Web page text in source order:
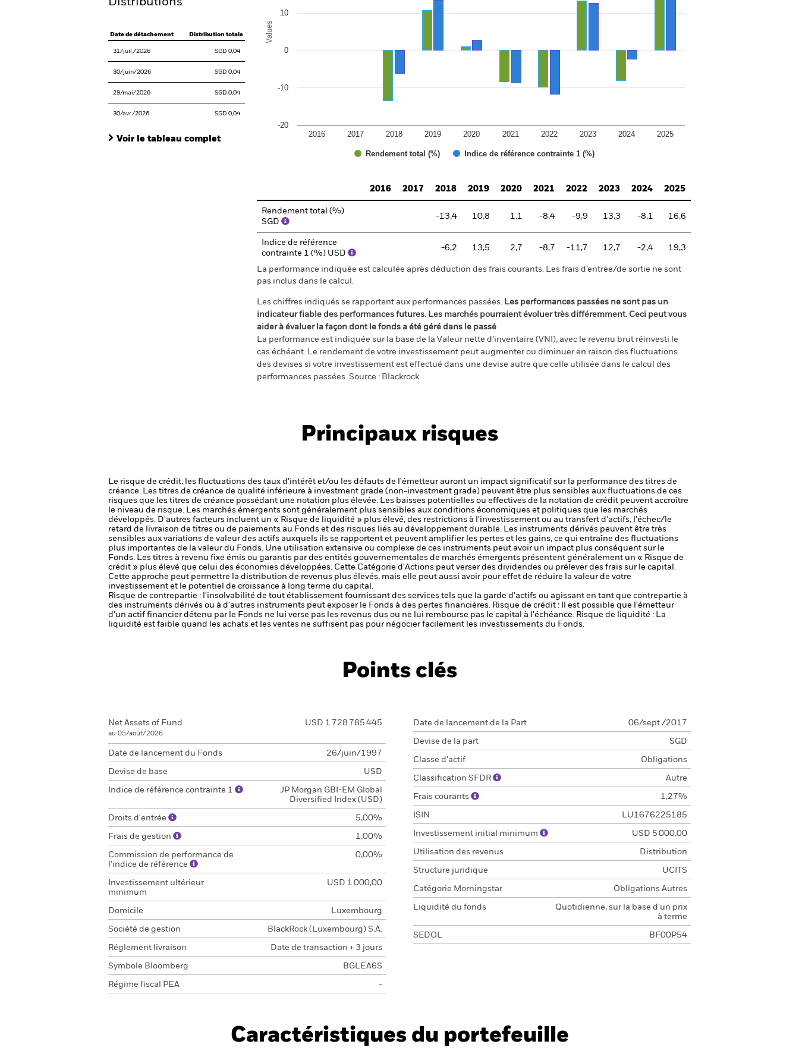
Distributions
Date de détachement Distribution totale
31/juil./2026 SGD 0,04
30/juin/2026 SGD 0,04
29/mai/2026 SGD 0,04
30/avr./2026 SGD 0,04
Voir le tableau complet
Values
Rendement total (%) Indice de référence contrainte 1 (%)
2016 2017 2018 2019 2020 2021 2022 2023 2024 2025
-20
-10
0
10
2016
2017 2018 2019 2020 2021 2022 2023 2024 2025
Rendement total (%)
SGD
-13,4 10,8 1,1 -8,4 -9,9 13,3 -8,1 16,6
Indice de référence
contrainte 1 (%) USD
-6,2 13,5 2,7 -8,7 -11,7 12,7 -2,4 19,3
La performance indiquée est calculée après déduction des frais courants. Les frais d’entrée/de sortie ne sont
pas inclus dans le calcul.
Les chiffres indiqués se rapportent aux performances passées. Les performances passées ne sont pas un
indicateur fiable des performances futures. Les marchés pourraient évoluer très différemment. Ceci peut vous
aider à évaluer la façon dont le fonds a été géré dans le passé
La performance est indiquée sur la base de la Valeur nette d’inventaire (VNI), avec le revenu brut réinvesti le
cas échéant. Le rendement de votre investissement peut augmenter ou diminuer en raison des fluctuations
des devises si votre investissement est effectué dans une devise autre que celle utilisée dans le calcul des
performances passées. Source : Blackrock
Principaux risques
Le risque de crédit, les fluctuations des taux d'intérêt et/ou les défauts de l'émetteur auront un impact significatif sur la performance des titres de
créance. Les titres de créance de qualité inférieure à investment grade (non-investment grade) peuvent être plus sensibles aux fluctuations de ces
risques que les titres de créance possédant une notation plus élevée. Les baisses potentielles ou effectives de la notation de crédit peuvent accroître
le niveau de risque. Les marchés émergents sont généralement plus sensibles aux conditions économiques et politiques que les marchés
développés. D'autres facteurs incluent un « Risque de liquidité » plus élevé, des restrictions à l'investissement ou au transfert d'actifs, l'échec/le
retard de livraison de titres ou de paiements au Fonds et des risques liés au développement durable. Les instruments dérivés peuvent être très
sensibles aux variations de valeur des actifs auxquels ils se rapportent et peuvent amplifier les pertes et les gains, ce qui entraîne des fluctuations
plus importantes de la valeur du Fonds. Une utilisation extensive ou complexe de ces instruments peut avoir un impact plus conséquent sur le
Fonds. Les titres à revenu fixe émis ou garantis par des entités gouvernementales de marchés émergents présentent généralement un « Risque de
crédit » plus élevé que celui des économies développées. Cette Catégorie d'Actions peut verser des dividendes ou prélever des frais sur le capital.
Cette approche peut permettre la distribution de revenus plus élevés, mais elle peut aussi avoir pour effet de réduire la valeur de votre
investissement et le potentiel de croissance à long terme du capital.
Risque de contrepartie : l'insolvabilité de tout établissement fournissant des services tels que la garde d'actifs ou agissant en tant que contrepartie à
des instruments dérivés ou à d'autres instruments peut exposer le Fonds à des pertes financières. Risque de crédit : Il est possible que l'émetteur
d'un actif financier détenu par le Fonds ne lui verse pas les revenus dus ou ne lui rembourse pas le capital à l'échéance. Risque de liquidité : La
liquidité est faible quand les achats et les ventes ne suffisent pas pour négocier facilement les investissements du Fonds.
Points clés
Net Assets of Fund
au 05/août/2026
USD 1 728 785 445
Date de lancement du Fonds 26/juin/1997
Devise de base USD
Indice de référence contrainte 1
JP Morgan GBI-EM Global
Diversified Index (USD)
Droits d'entrée 5,00%
Frais de gestion 1,00%
Commission de performance de
l'indice de référence
0,00%
Investissement ultérieur
minimum
USD 1 000,00
Domicile Luxembourg
Société de gestion BlackRock (Luxembourg) S.A.
Réglement livraison Date de transaction + 3 jours
Symbole Bloomberg BGLEA6S
Régime fiscal PEA -
Date de lancement de la Part 06/sept./2017
Devise de la part SGD
Classe d’actif Obligations
Classification SFDR Autre
Frais courants 1,27%
ISIN LU1676225185
Investissement initial minimum USD 5 000,00
Utilisation des revenus Distribution
Structure juridique UCITS
Catégorie Morningstar Obligations Autres
Liquidité du fonds
Quotidienne, sur la base d'un prix
à terme
SEDOL BF00P54
Caractéristiques du portefeuille